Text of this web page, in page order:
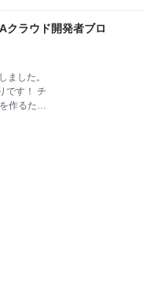
は考え
が多かっ
最後に
ので、
る方は
が運用し
ション
クラウド開発者ブロ
ました。
です！ チ
作るため